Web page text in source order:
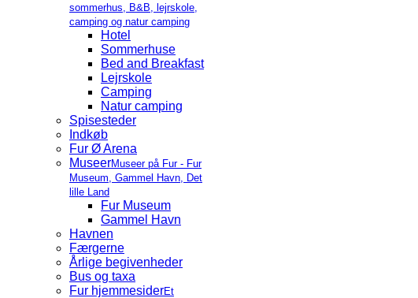
sommerhus, B&B, lejrskole,
camping og natur camping
Hotel
Sommerhuse
Bed and Breakfast
Lejrskole
Camping
Natur camping
Spisesteder
Indkøb
Fur Ø Arena
MuseerMuseer på Fur - Fur
Museum, Gammel Havn, Det
lille Land
Fur Museum
Gammel Havn
Havnen
Færgerne
Årlige begivenheder
Bus og taxa
Fur hjemmesiderEt